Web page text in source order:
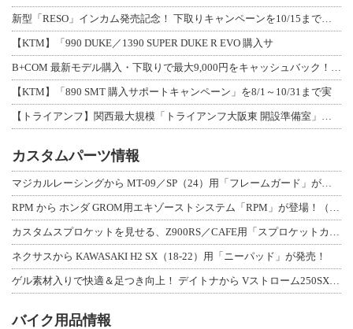
【KTM】「990 DUKE／1390 SUPER DUKE R EVO 購入サ
【KTM】「890 SMT 購入サポートキャンペーン」を8/1～10/31まで実
カスタムパーツ情報
ネクサスから KAWASAKI H2 SX（18-22）用「ニーパッド」が発売！
バイク用品情報